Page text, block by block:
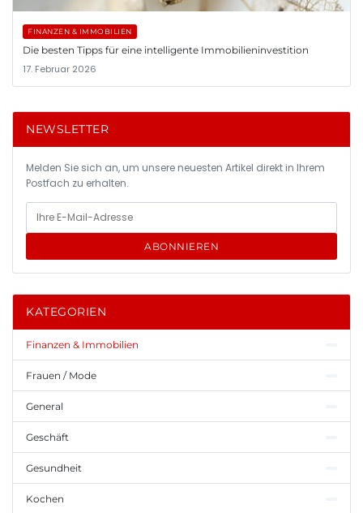
FINANZEN & IMMOBILIEN
Die besten Tipps für eine intelligente Immobilieninvestition
17. Februar 2026
NEWSLETTER
Melden Sie sich an, um unsere neuesten Artikel direkt in Ihrem
Postfach zu erhalten.
ABONNIEREN
KATEGORIEN
Finanzen & Immobilien
Frauen / Mode
General
Geschäft
Gesundheit
Kochen